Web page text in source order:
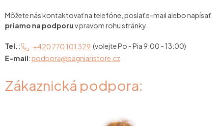
Môžete nás kontaktovať na telefóne, poslať e-mail alebo napísať
priamo na podporuv pravom rohu stránky.
Tel.: +420 770 101 329 (volejte Po - Pia 9:00 - 13:00)
E-mail: podpora@bagniaristore.cz
Zákaznická podpora: